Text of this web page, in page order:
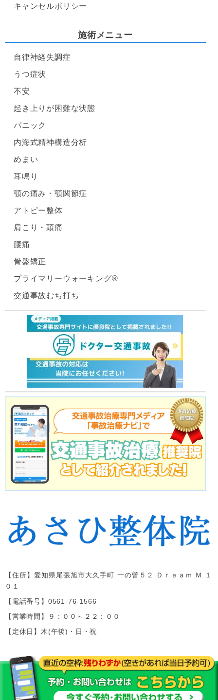
キャンセルポリシー
施術メニュー
自律神経失調症
うつ症状
不安
起き上りが困難な状態
パニック
内海式精神構造分析
めまい
耳鳴り
顎の痛み・顎関節症
アトピー整体
肩こり・頭痛
腰痛
骨盤矯正
プライマリーウォーキング®
交通事故むち打ち
【住所】愛知県尾張旭市大久手町 一の曽５２ Ｄｒｅａｍ Ｍ １
０１
【電話番号】 0561-76-1566
【営業時間】９：００～２２：００
【定休日】木(午後)・日・祝
Copyright(c)2019あさひ整体院.All Right
Reserved.Design by (株)ゆいまーる